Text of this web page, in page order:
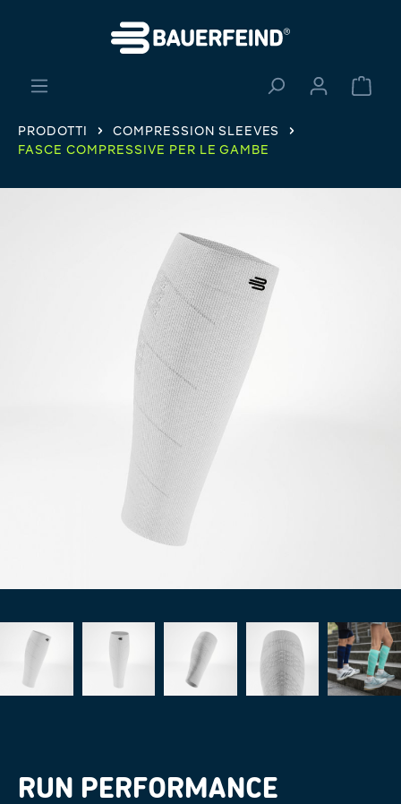
Il
PRODOTTI
COMPRESSION SLEEVES
FASCE COMPRESSIVE PER LE GAMBE
RUN PERFORMANCE